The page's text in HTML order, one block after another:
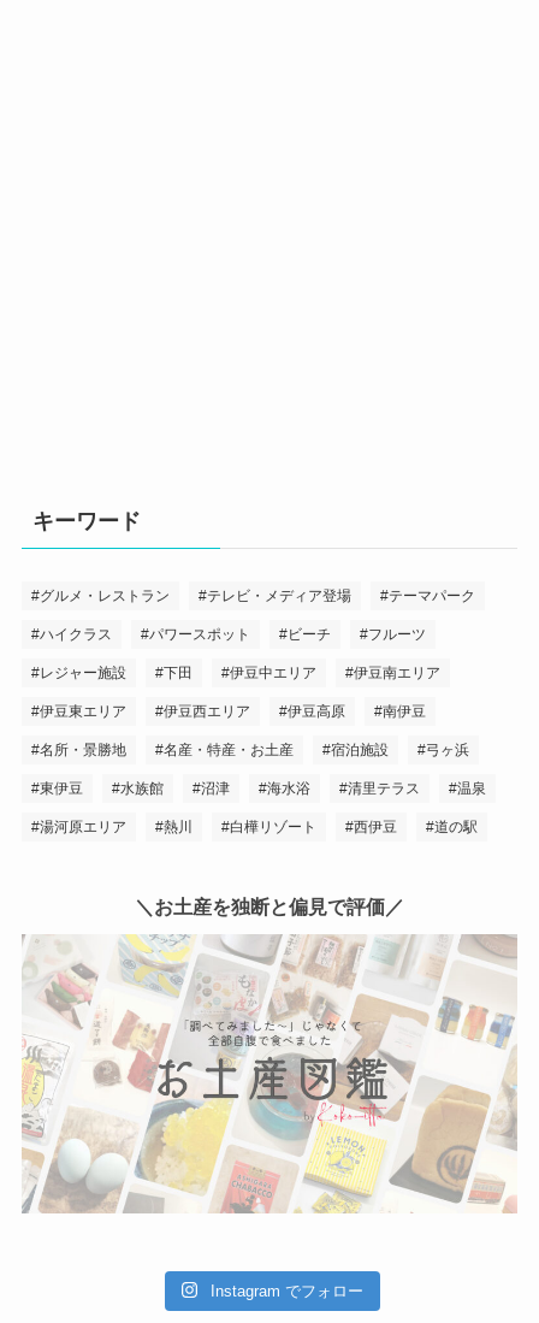
キーワード
グルメ・レストラン テレビ・メディア登場 テーマパーク
ハイクラス パワースポット ビーチ フルーツ
レジャー施設 下田 伊豆中エリア 伊豆南エリア
伊豆東エリア 伊豆西エリア 伊豆高原 南伊豆
名所・景勝地 名産・特産・お土産 宿泊施設 弓ヶ浜
東伊豆 水族館 沼津 海水浴 清里テラス 温泉
湯河原エリア 熱川 白樺リゾート 西伊豆 道の駅
＼お土産を独断と偏見で評価／
Instagram でフォロー